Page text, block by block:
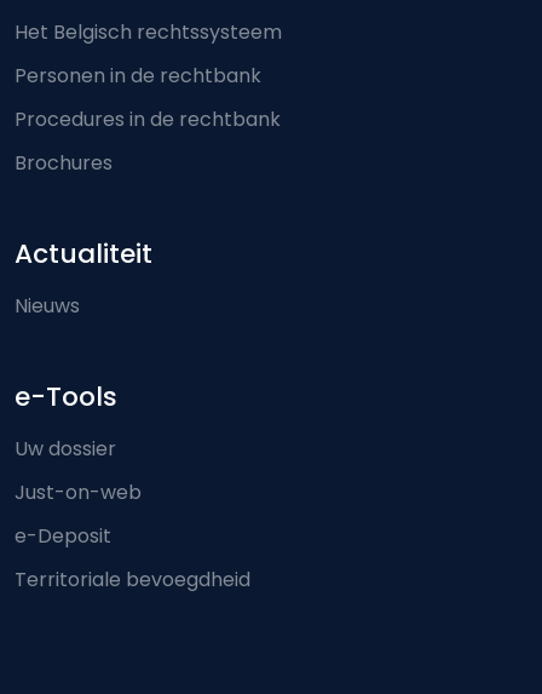
Het Belgisch rechtssysteem
Personen in de rechtbank
Procedures in de rechtbank
Brochures
Actualiteit
Nieuws
e-Tools
Uw dossier
Just-on-web
e-Deposit
Territoriale bevoegdheid